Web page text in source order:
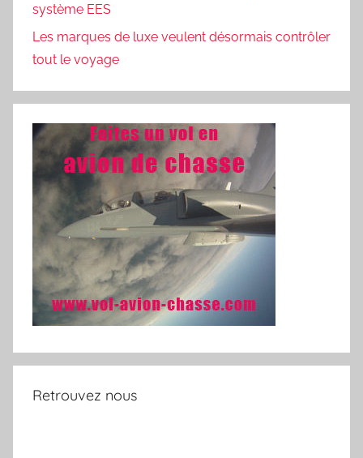
système EES
Les marques de luxe veulent désormais contrôler
tout le voyage
Retrouvez nous